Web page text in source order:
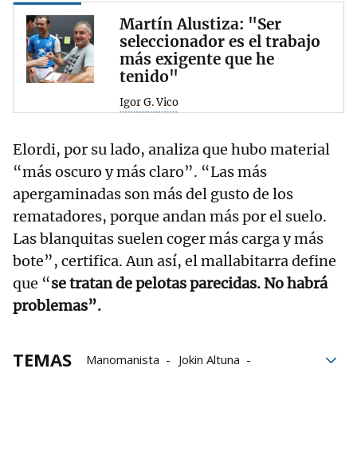
Martín Alustiza: "Ser
seleccionador es el trabajo
más exigente que he
tenido"
Igor G. Vico
Elordi, por su lado, analiza que hubo material
“más oscuro y más claro”. “Las más
apergaminadas son más del gusto de los
rematadores, porque andan más por el suelo.
Las blanquitas suelen coger más carga y más
bote”, certifica. Aun así, el mallabitarra define
que “se tratan de pelotas parecidas. No habrá
problemas”.
TEMAS Manomanista
Jokin Altuna